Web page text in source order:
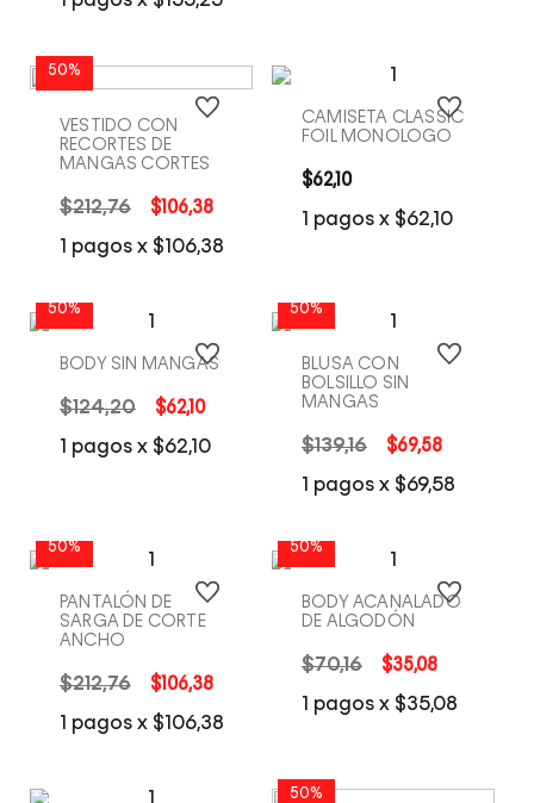
50%
COMPRA RÁPIDA
VESTIDO CON
RECORTES DE
MANGAS CORTES
$212,76 $106,38
pagos x $ 106,38
COMPRA RÁPIDA
CAMISETA CLASSIC
FOIL MONOLOGO
$62,10
pagos x $62,10
50%
COMPRA RÁPIDA
BODY SIN MANGAS
$124,20 $62,10
pagos x $62,10
50%
COMPRA RÁPIDA
BLUSA CON
BOLSILLO SIN
MANGAS
$139,16 $69,58
pagos x $69,58
50%
COMPRA RÁPIDA
PANTALÓN DE
SARGA DE CORTE
ANCHO
$212,76 $106,38
pagos x $ 106,38
50%
COMPRA RÁPIDA
BODY ACANALADO
DE ALGODÓN
$70,16 $35,08
pagos x $35,08
50%